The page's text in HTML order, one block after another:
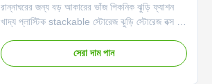
রান্নাঘরের জন্য বড় আকারের ভাঁজ পিকনিক ঝুড়ি ফ্যাশন
খাদ্য প্লাস্টিক stackable স্টোরেজ ঝুড়ি স্টোরেজ বক্স হল
স্টোরেজের জন্য ছোট বাক্স শ্রেণীবদ্ধ করতে ব্যবহৃত হয়।
এটি সোজা বা সমতল স্থাপন করা যেতে পারে।বাক্স (বাক্স)
সেরা দাম পান